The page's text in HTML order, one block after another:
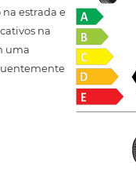
estrada e
na
uma